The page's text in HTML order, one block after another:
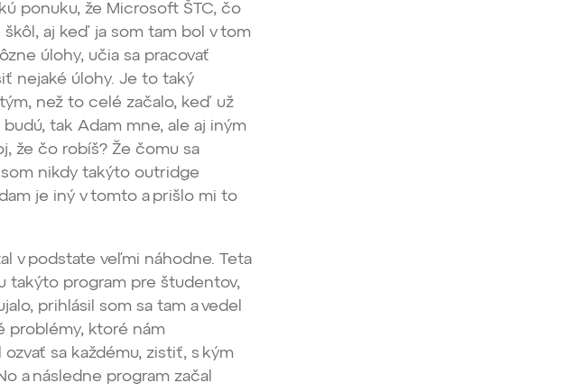
ponuku, že Microsoft ŠTC, čo
aj keď ja som tam bol v tom
úlohy, učia sa pracovať
nejaké úlohy. Je to taký
než to celé začalo, keď už
tak Adam mne, ale aj iným
že čo robíš? Že čomu sa
nikdy takýto outridge
je iný v tomto a prišlo mi to
v podstate veľmi náhodne. Teta
takýto program pre študentov,
prihlásil som sa tam a vedel
problémy, ktoré nám
sa každému, zistiť, s kým
a následne program začal